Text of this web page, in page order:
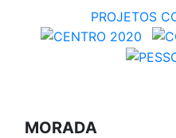
PROJETOS
MORADA